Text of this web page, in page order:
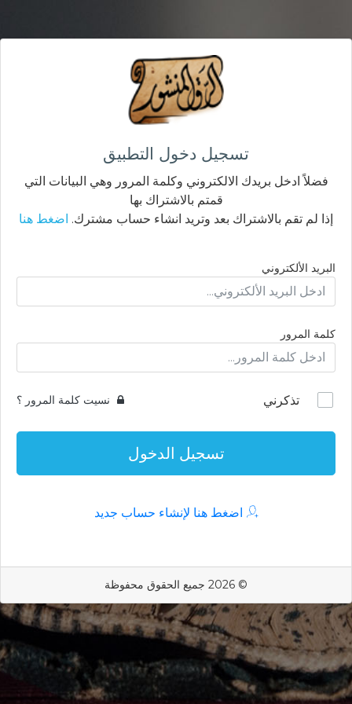
تسجيل دخول التطبيق
فضلاً ادخل بريدك الالكتروني وكلمة المرور وهي البيانات التي
قمتم بالاشتراك بها
إذا لم تقم بالاشتراك بعد وتريد انشاء حساب مشترك. اضغط هنا
البريد الألكتروني
كلمة المرور
تذكرني نسيت كلمة المرور ؟
تسجيل الدخول
اضغط هنا لإنشاء حساب جديد
© 2026 جميع الحقوق محفوظة